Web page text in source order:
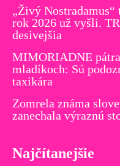
„Živý Nostradamus“
rok 2026 už vyšli.
desivejšia
MIMORIADNE
mladíkoch: Sú
taxikára
Zomrela známa
zanechala výraznú
Najčítanejšie